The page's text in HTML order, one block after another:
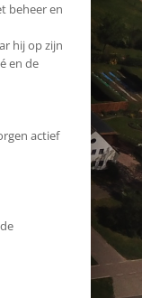
beheer en
hij op zijn
en de
actief